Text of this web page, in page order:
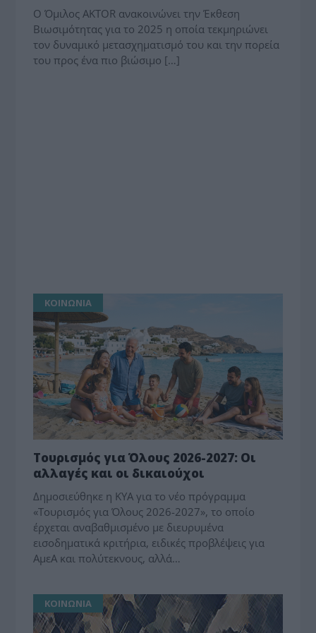
O Όμιλος AKTOR ανακοινώνει την Έκθεση
Βιωσιμότητας για το 2025 η οποία τεκμηριώνει
τον δυναμικό μετασχηματισμό του και την πορεία
του προς ένα πιο βιώσιμο […]
ΚΟΙΝΩΝΙΑ
Τουρισμός για Όλους 2026-2027: Οι
αλλαγές και οι δικαιούχοι
Δημοσιεύθηκε η ΚΥΑ για το νέο πρόγραμμα
«Τουρισμός για Όλους 2026-2027», το οποίο
έρχεται αναβαθμισμένο με διευρυμένα
εισοδηματικά κριτήρια, ειδικές προβλέψεις για
ΑμεΑ και πολύτεκνους, αλλά…
ΚΟΙΝΩΝΙΑ